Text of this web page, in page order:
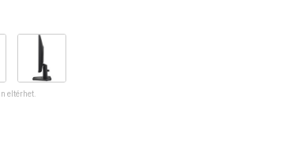
eltérhet.